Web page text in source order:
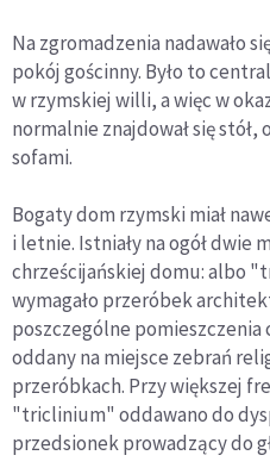
Na zgromadzenia nadawało
pokój gościnny. Było to
w rzymskiej willi, a więc w
normalnie znajdował się
sofami.
Bogaty dom rzymski miał
i letnie. Istniały na ogół dwie
chrześcijańskiej domu: albo
wymagało przeróbek
poszczególne pomieszczenia
oddany na miejsce zebrań
przeróbkach. Przy większej
"triclinium" oddawano do
przedsionek prowadzący do